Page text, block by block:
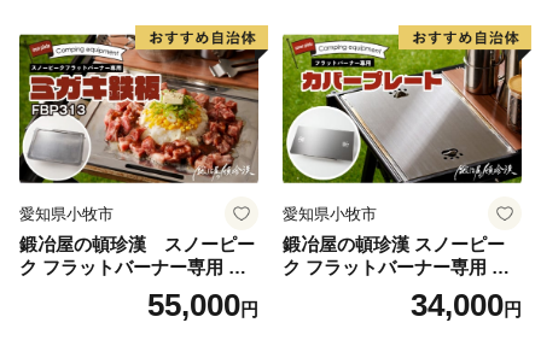
愛知県小牧市
鍛冶屋の頓珍漢 スノーピー
ク フラットバーナー専用 ミ
ガキ鉄板 FBP313 7.5mm厚 I
GT アウトドア [050S47]
55,000円
愛知県小牧市
鍛冶屋の頓珍漢 スノーピー
ク フラットバーナー専用 蓋
カバープレート IGT アウトド
34,000円